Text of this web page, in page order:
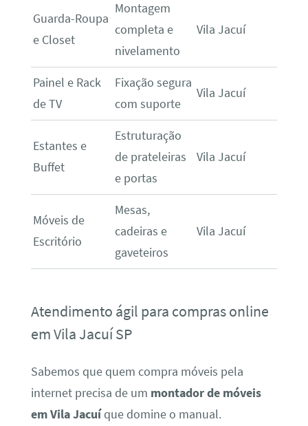
Guarda-Roupa
e Closet
Montagem
completa e
nivelamento
Vila Jacuí
Painel e Rack
de TV
Fixação segura
com suporte
Vila Jacuí
Estantes e
Buffet
Estruturação
de prateleiras
e portas
Vila Jacuí
Móveis de
Escritório
Mesas,
cadeiras e
gaveteiros
Vila Jacuí
Atendimento ágil para compras online
em Vila Jacuí SP
Sabemos que quem compra móveis pela
internet precisa de um montador de móveis
em Vila Jacuíque domine o manual.